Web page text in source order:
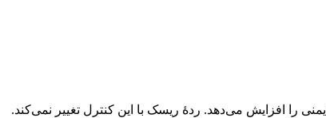
را افزایش می‌دهد. ردهٔ ریسک با این کنترل تغییر نمی‌کند.